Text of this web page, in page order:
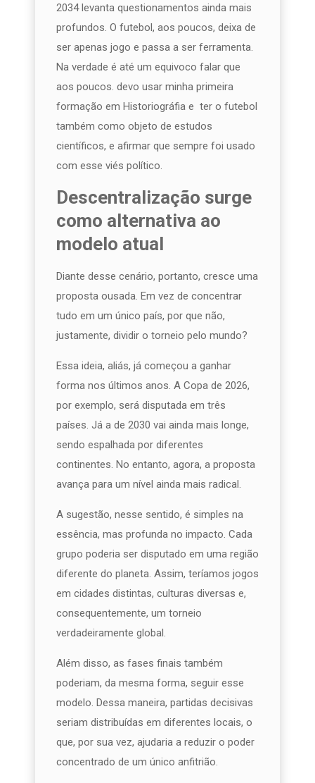
2034 levanta questionamentos ainda mais
profundos. O futebol, aos poucos, deixa de
ser apenas jogo e passa a ser ferramenta.
Na verdade é até um equivoco falar que
aos poucos. devo usar minha primeira
formação em Historiográfia e ter o futebol
também como objeto de estudos
científicos, e afirmar que sempre foi usado
com esse viés político.
Descentralização surge
como alternativa ao
modelo atual
Diante desse cenário, portanto, cresce uma
proposta ousada. Em vez de concentrar
tudo em um único país, por que não,
justamente, dividir o torneio pelo mundo?
Essa ideia, aliás, já começou a ganhar
forma nos últimos anos. A Copa de 2026,
por exemplo, será disputada em três
países. Já a de 2030 vai ainda mais longe,
sendo espalhada por diferentes
continentes. No entanto, agora, a proposta
avança para um nível ainda mais radical.
A sugestão, nesse sentido, é simples na
essência, mas profunda no impacto. Cada
grupo poderia ser disputado em uma região
diferente do planeta. Assim, teríamos jogos
em cidades distintas, culturas diversas e,
consequentemente, um torneio
verdadeiramente global.
Além disso, as fases finais também
poderiam, da mesma forma, seguir esse
modelo. Dessa maneira, partidas decisivas
seriam distribuídas em diferentes locais, o
que, por sua vez, ajudaria a reduzir o poder
concentrado de um único anfitrião.